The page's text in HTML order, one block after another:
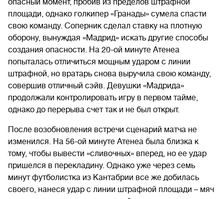
опасный момент, пробив из пределов штрафной
площади, однако голкипер «Гранады» сумела спасти
свою команду. Соперник сделал ставку на плотную
оборону, вынуждая «Мадрид» искать другие способы
создания опасности. На 20-ой минуте Атенеа
попыталась отличиться мощным ударом с линии
штрафной, но вратарь снова выручила свою команду,
совершив отличный сэйв. Девушки «Мадрида»
продолжали контролировать игру в первом тайме,
однако до перерыва счет так и не был открыт.
После возобновления встречи сценарий матча не
изменился. На 56-ой минуте Атенеа была близка к
тому, чтобы вывести «сливочных» вперед, но ее удар
пришелся в перекладину. Однако уже через семь
минут футболистка из Кантабрии все же добилась
своего, нанеся удар с линии штрафной площади – мяч